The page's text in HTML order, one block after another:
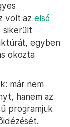
volt az első
sikerült
egyben
okozta
már nem
hanem az
programjuk